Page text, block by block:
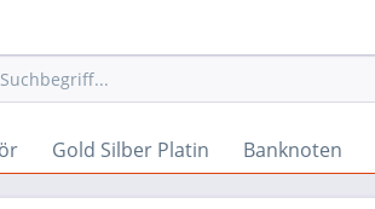
Gold Silber Platin Banknoten